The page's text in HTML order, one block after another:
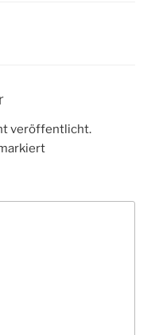
veröffentlicht.